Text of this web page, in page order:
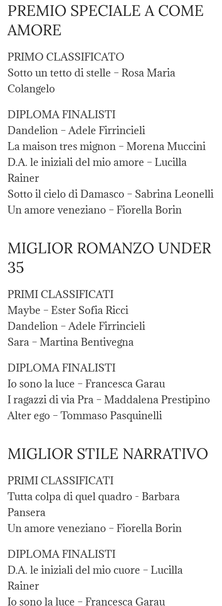
PREMIO SPECIALE A COME
AMORE
PRIMO CLASSIFICATO
Sotto un tetto di stelle – Rosa Maria
Colangelo
DIPLOMA FINALISTI
Dandelion – Adele Firrincieli
La maison tres mignon – Morena Muccini
D.A. le iniziali del mio amore – Lucilla
Rainer
Sotto il cielo di Damasco – Sabrina Leonelli
Un amore veneziano – Fiorella Borin
MIGLIOR ROMANZO UNDER
35
PRIMI CLASSIFICATI
Maybe – Ester Sofia Ricci
Dandelion – Adele Firrincieli
Sara – Martina Bentivegna
DIPLOMA FINALISTI
Io sono la luce – Francesca Garau
I ragazzi di via Pra – Maddalena Prestipino
Alter ego – Tommaso Pasquinelli
MIGLIOR STILE NARRATIVO
PRIMI CLASSIFICATI
Tutta colpa di quel quadro - Barbara
Pansera
Un amore veneziano – Fiorella Borin
DIPLOMA FINALISTI
D.A. le iniziali del mio cuore – Lucilla
Rainer
Io sono la luce – Francesca Garau